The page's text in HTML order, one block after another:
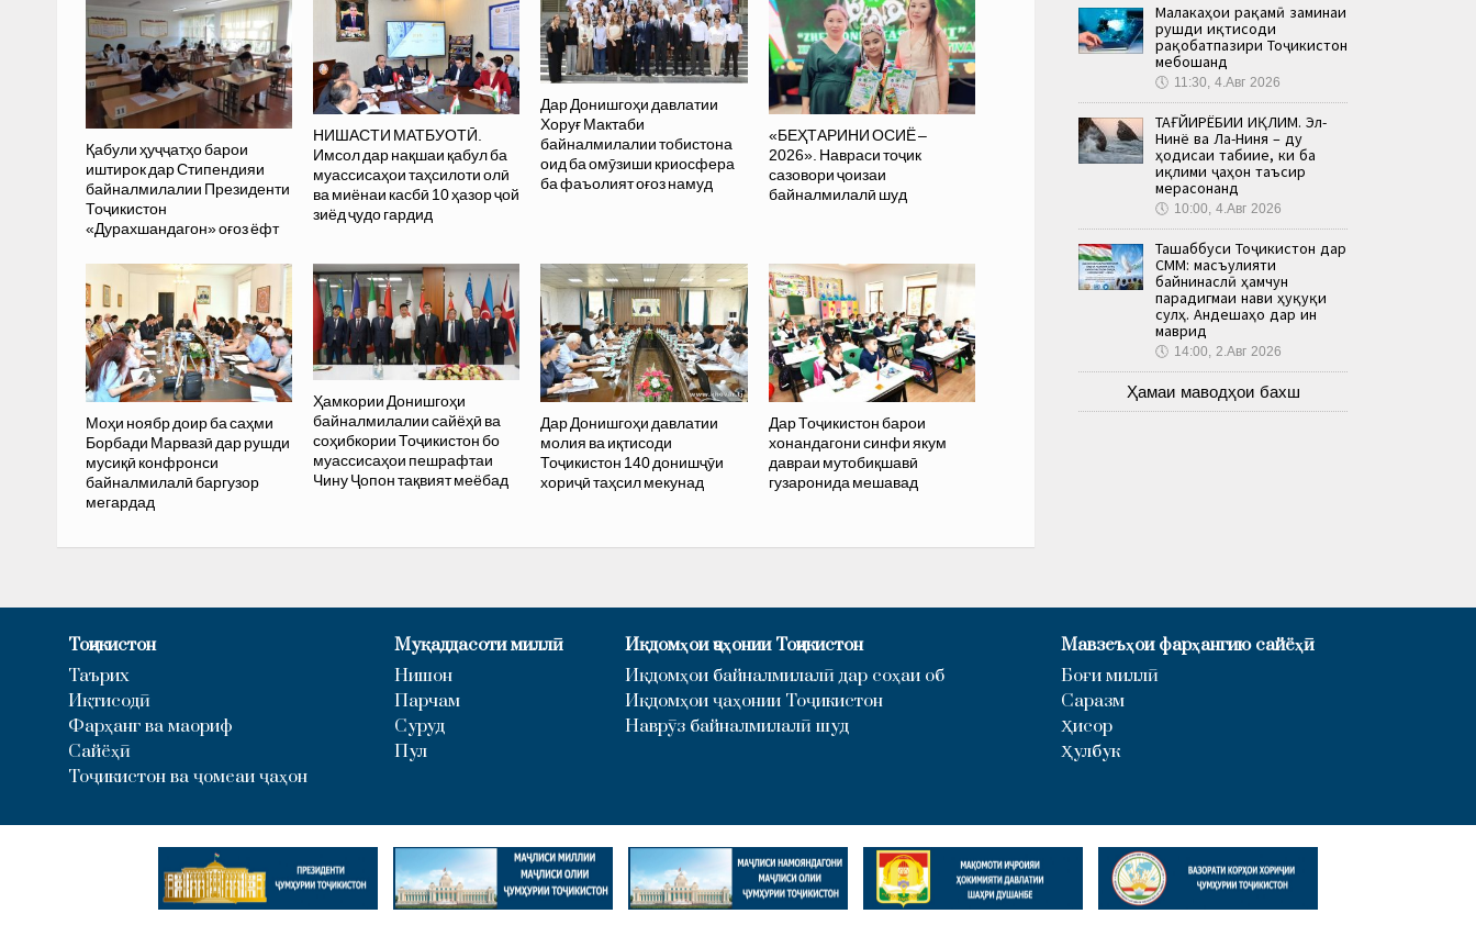
Қабули ҳуҷҷатҳо барои
иштирок дар Стипендияи
байналмилалии Президенти
Тоҷикистон
«Дурахшандагон» оғоз ёфт
НИШАСТИ МАТБУОТӢ.
Имсол дар нақшаи қабул ба
муассисаҳои таҳсилоти олӣ
ва миёнаи касбӣ 10 ҳазор ҷой
зиёд ҷудо гардид
Дар Донишгоҳи давлатии
Хоруғ Мактаби
байналмилалии тобистона
оид ба омӯзиши криосфера
ба фаъолият оғоз намуд
«БЕҲТАРИНИ ОСИЁ –
2026». Навраси тоҷик
сазовори ҷоизаи
байналмилалӣ шуд
Моҳи ноябр доир ба саҳми
Борбади Марвазӣ дар рушди
мусиқӣ конфронси
байналмилалӣ баргузор
мегардад
Ҳамкории Донишгоҳи
байналмилалии сайёҳӣ ва
соҳибкории Тоҷикистон бо
муассисаҳои пешрафтаи
Чину Ҷопон тақвият меёбад
Дар Донишгоҳи давлатии
молия ва иқтисоди
Тоҷикистон 140 донишҷӯи
хориҷӣ таҳсил мекунад
Дар Тоҷикистон барои
хонандагони синфи якум
давраи мутобиқшавӣ
гузаронида мешавад
Малакаҳои рақамӣ заминаи
рушди иқтисоди
рақобатпазири Тоҷикистон
мебошанд
🕔 11:30, 4.Авг 2026
ТАҒЙИРЁБИИ ИҚЛИМ. Эл-
Нинё ва Ла-Ниня – ду
ҳодисаи табиие, ки ба
иқлими ҷаҳон таъсир
мерасонанд
🕔 10:00, 4.Авг 2026
Ташаббуси Тоҷикистон дар
СММ: масъулияти
байнинаслӣ ҳамчун
парадигмаи нави ҳуқуқи
сулҳ. Андешаҳо дар ин
маврид
🕔 14:00, 2.Авг 2026
Ҳамаи маводҳои бахш
Тоҷикистон
Таърих
Иқтисодӣ
Фарҳанг ва маориф
Сайёҳӣ
Тоҷикистон ва ҷомеаи ҷаҳон
Муқаддасоти миллӣ
Нишон
Парчам
Суруд
Пул
Иқдомҳои ҷаҳонии Тоҷикистон
Иқдомҳои байналмилалӣ дар соҳаи об
Иқдомҳои ҷаҳонии Тоҷикистон
Наврӯз байналмилалӣ шуд
Мавзеъҳои фарҳангию сайёҳӣ
Боғи миллӣ
Саразм
Ҳисор
Ҳулбук